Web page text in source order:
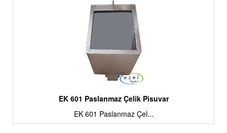
EK 601 Paslanmaz Çelik Pisuvar
EK 601 Paslanmaz Çel...